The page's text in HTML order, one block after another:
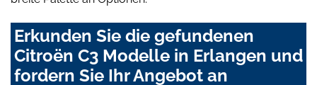
Erkunden Sie die gefundenen
Citroën C3 Modelle in Erlangen und
fordern Sie Ihr Angebot an